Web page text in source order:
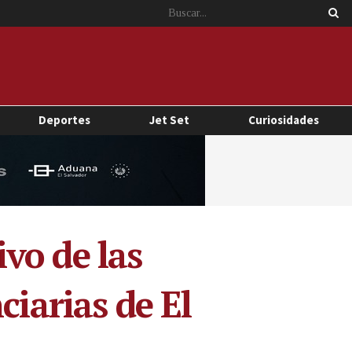
Deportes Jet Set Curiosidades
de las
de El